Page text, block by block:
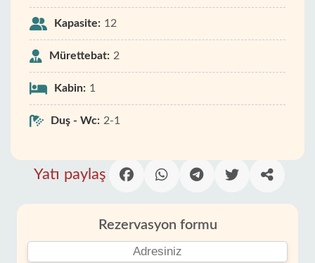
Kapasite: 12
Mürettebat: 2
Kabin: 1
Duş - Wc: 2-1
Yatı paylaş
Rezervasyon formu